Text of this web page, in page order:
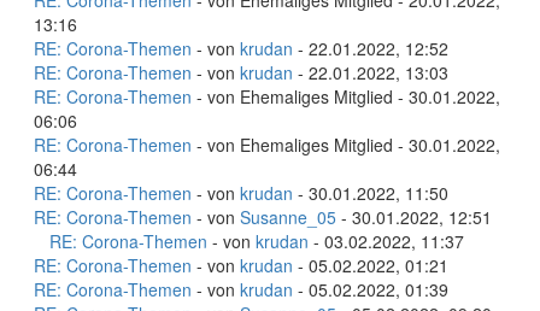
13:16
RE: Corona-Themen - von krudan - 22.01.2022, 12:52
RE: Corona-Themen - von krudan - 22.01.2022, 13:03
RE: Corona-Themen - von Ehemaliges Mitglied - 30.01.2022,
06:06
RE: Corona-Themen - von Ehemaliges Mitglied - 30.01.2022,
06:44
RE: Corona-Themen - von krudan - 30.01.2022, 11:50
RE: Corona-Themen - von Susanne_05 - 30.01.2022, 12:51
RE: Corona-Themen - von krudan - 03.02.2022, 11:37
RE: Corona-Themen - von krudan - 05.02.2022, 01:21
RE: Corona-Themen - von krudan - 05.02.2022, 01:39